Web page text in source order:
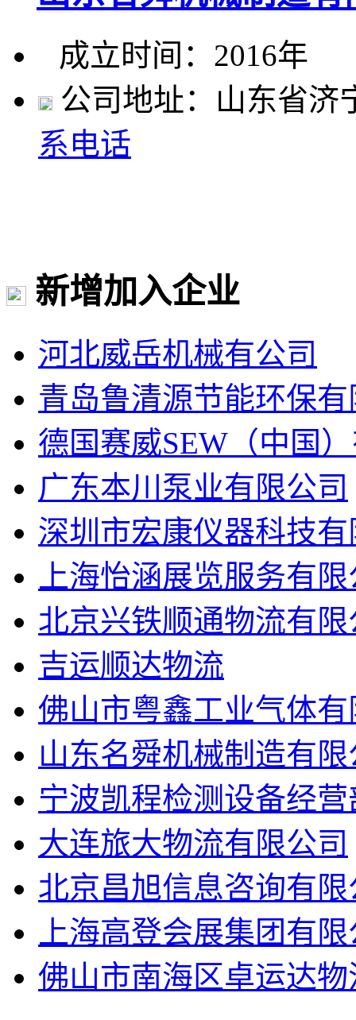
成立时间：2016年
公司地址：山东省济
系电话
新增加入企业
河北威岳机械有公司
青岛鲁清源节能环保
德国赛威SEW（中国
广东本川泵业有限公司
深圳市宏康仪器科技
上海怡涵展览服务有
北京兴铁顺通物流有限
吉运顺达物流
佛山市粤鑫工业气体
山东名舜机械制造有
宁波凯程检测设备经营
大连旅大物流有限公司
北京昌旭信息咨询有限
上海高登会展集团有
佛山市南海区卓运达物